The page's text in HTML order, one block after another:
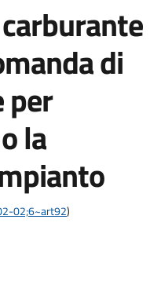
di
per
la
02;6~art92)